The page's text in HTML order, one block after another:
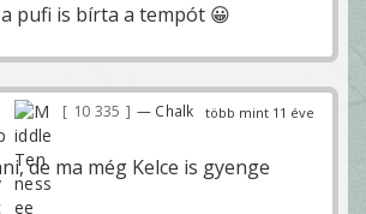
pufi is bírta a tempót 😀
több mint 11 éve
10 335
— Chalk
de ma még Kelce is gyenge